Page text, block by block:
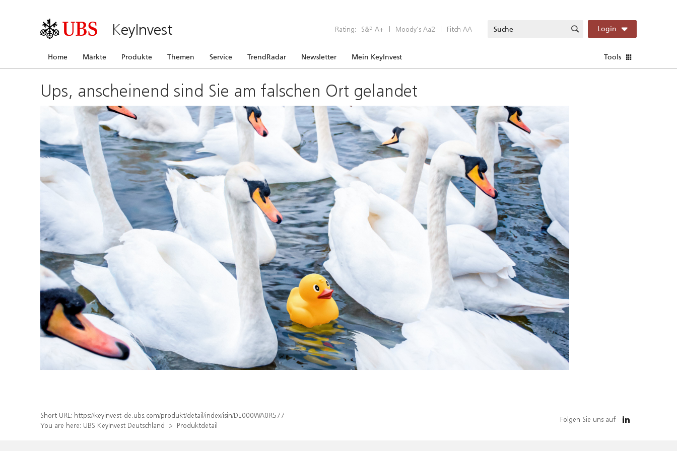
KeyInvest Rating: S&P A+ | Moody’s Aa2 | Fitch AA Login
Home Märkte Produkte Themen Service TrendRadar Newsletter Mein KeyInvest Tools
Ups, anscheinend sind Sie am falschen Ort gelandet
Short URL: https://keyinvest-de.ubs.com/produkt/detail/index/isin/DE000WA0R577
You are here: UBS KeyInvest Deutschland Produktdetail
Folgen Sie uns auf